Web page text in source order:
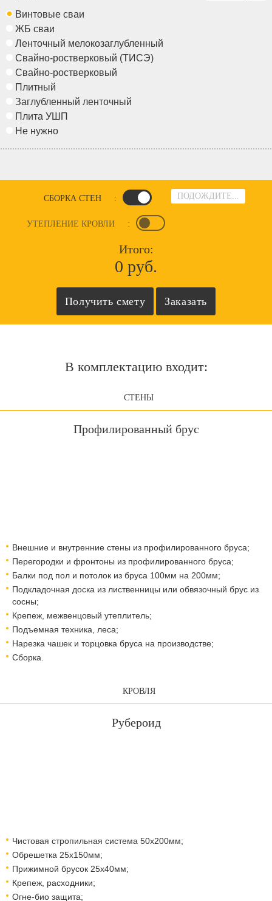
Винтовые сваи
ЖБ сваи
Ленточный мелокозаглубленный
Свайно-ростверковый (ТИСЭ)
Свайно-ростверковый
Плитный
Заглубленный ленточный
Плита УШП
Не нужно
ПОДОЖДИТЕ...
СБОРКА СТЕН :
УТЕПЛЕНИЕ КРОВЛИ :
Итого:
0 руб.
В комплектацию входит:
СТЕНЫ
Профилированный брус
Внешние и внутренние стены из профилированного бруса;
Перегородки и фронтоны из профилированного бруса;
Балки под пол и потолок из бруса 100мм на 200мм;
Подкладочная доска из лиственницы или обвязочный брус из
сосны;
Крепеж, межвенцовый утеплитель;
Подъемная техника, леса;
Нарезка чашек и торцовка бруса на производстве;
Сборка.
КРОВЛЯ
Рубероид
Чистовая стропильная система 50х200мм;
Обрешетка 25х150мм;
Прижимной брусок 25х40мм;
Крепеж, расходники;
Огне-био защита;